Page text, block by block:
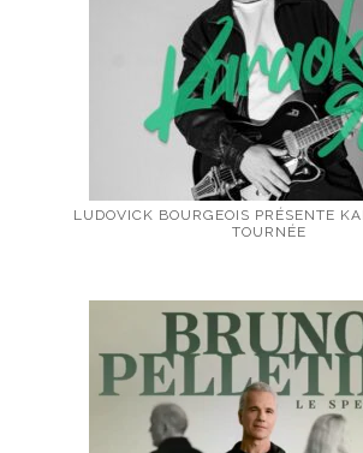
LUDOVICK BOURGEOIS PRÉSENTE
TOURNÉE